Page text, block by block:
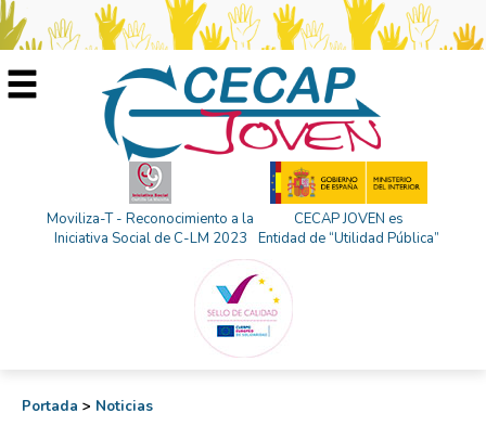
Moviliza-T - Reconocimiento a la
Iniciativa Social de C-LM 2023
CECAP JOVEN es
Entidad de “Utilidad Pública”
Portada > Noticias